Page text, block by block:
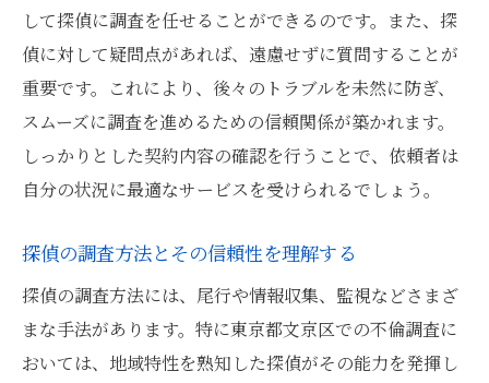
して探偵に調査を任せることができるのです。また、探
偵に対して疑問点があれば、遠慮せずに質問することが
重要です。これにより、後々のトラブルを未然に防ぎ、
スムーズに調査を進めるための信頼関係が築かれます。
しっかりとした契約内容の確認を行うことで、依頼者は
自分の状況に最適なサービスを受けられるでしょう。
探偵の調査方法とその信頼性を理解する
探偵の調査方法には、尾行や情報収集、監視などさまざ
まな手法があります。特に東京都文京区での不倫調査に
おいては、地域特性を熟知した探偵がその能力を発揮し